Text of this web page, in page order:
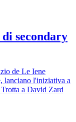
secondary
de Le Iene
lanciano l'iniziativa a
a David Zard